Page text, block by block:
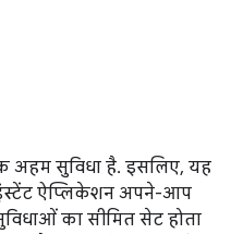
अहम सुविधा है. इसलिए, यह
ऐप्लिकेशन अपने-आप
का सीमित सेट होता